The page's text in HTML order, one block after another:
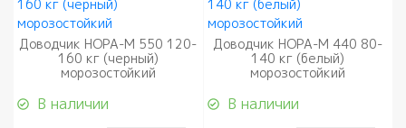
Доводчик НОРА-М 550 120-
160 кг (черный)
морозостойкий
В наличии
Доводчик НОРА-М 440 80-
140 кг (белый)
морозостойкий
В наличии